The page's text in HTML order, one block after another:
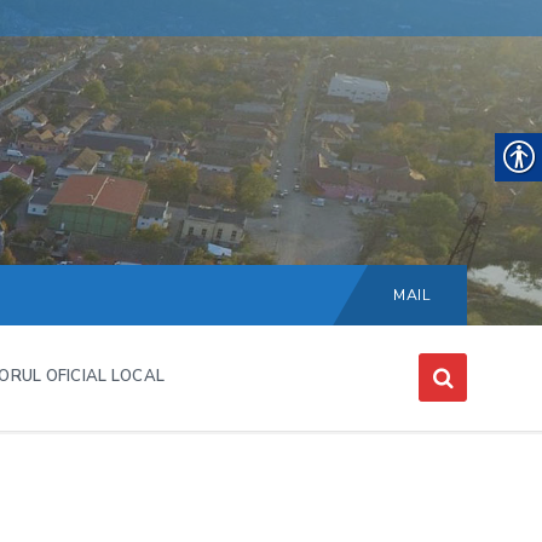
Choose
language:
MAIL
OFICIAL LOCAL